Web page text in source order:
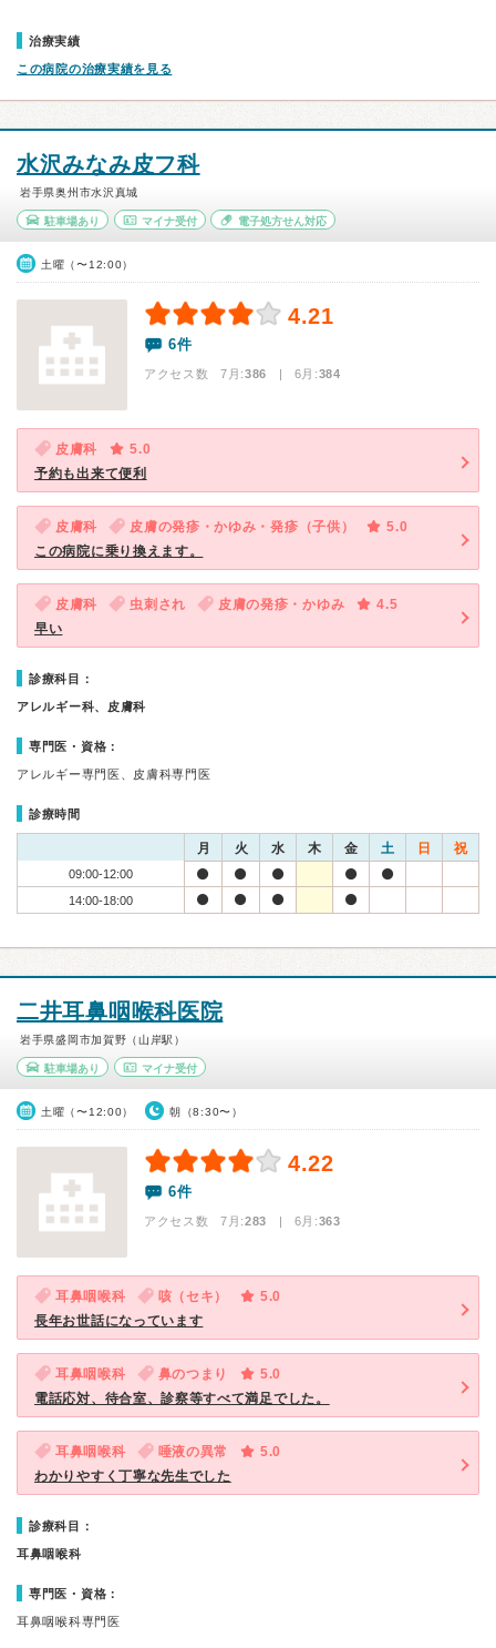
治療実績
この病院の治療実績を見る
水沢みなみ皮フ科
岩手県奥州市水沢真城
駐車場あり マイナ受付 電子処方せん対応
土曜（〜12:00）
4.21
6件
アクセス数 7月:386 | 6月:384
皮膚科
5.0
予約も出来て便利
皮膚科 皮膚の発疹・かゆみ・発疹（子供）
5.0
この病院に乗り換えます。
皮膚科 虫刺され 皮膚の発疹・かゆみ
4.5
早い
診療科目：
アレルギー科、皮膚科
専門医・資格：
アレルギー専門医、皮膚科専門医
診療時間
月 火 水 木 金 土 日 祝
09:00-12:00
14:00-18:00
二井耳鼻咽喉科医院
岩手県盛岡市加賀野（山岸駅）
駐車場あり マイナ受付
土曜（〜12:00） 朝（8:30〜）
4.22
6件
アクセス数 7月:283 | 6月:363
耳鼻咽喉科 咳（セキ）
5.0
長年お世話になっています
耳鼻咽喉科 鼻のつまり
5.0
電話応対、待合室、診察等すべて満足でした。
耳鼻咽喉科 唾液の異常
5.0
わかりやすく丁寧な先生でした
診療科目：
耳鼻咽喉科
専門医・資格：
耳鼻咽喉科専門医